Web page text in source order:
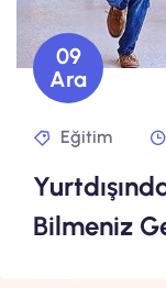
09
Ara
Eğitim
Bilmeniz